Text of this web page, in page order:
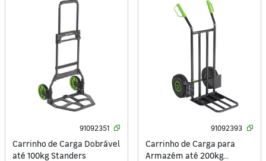
91092351
Carrinho de Carga Dobrável
até 100kg Standers
91092393
Carrinho de Carga para
Armazém até 200kg